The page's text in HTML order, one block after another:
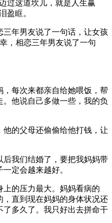
过这道坎儿，就是人生赢
盈眶。
每次来都亲自给她喂饭，帮
他说自己多做一些，我的负
的父母还偷偷给他打钱，让
我们结婚了，要把我妈妈带
定会越来越好。
的压力最大。妈妈看病的
直到现在妈妈的身体状况还
多久了。我只好出去拼命干